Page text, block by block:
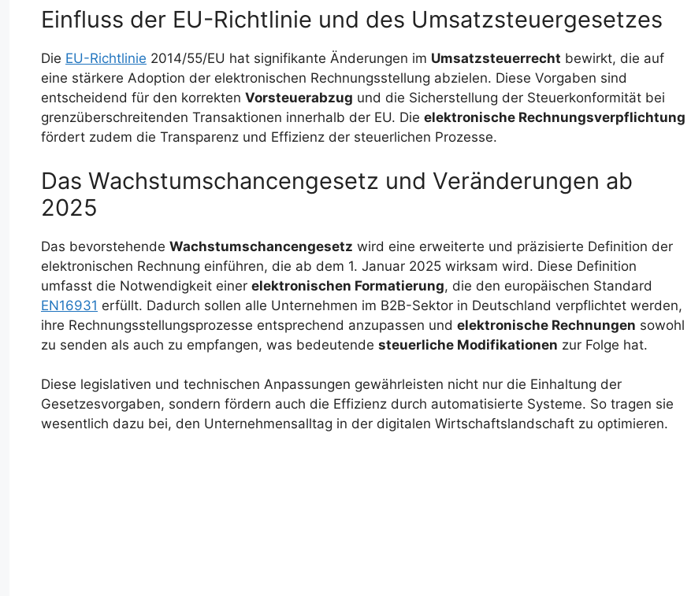
Einfluss der EU-Richtlinie und des Umsatzsteuergesetzes
Die EU-Richtlinie 2014/55/EU hat signifikante Änderungen im Umsatzsteuerrecht bewirkt, die auf
eine stärkere Adoption der elektronischen Rechnungsstellung abzielen. Diese Vorgaben sind
entscheidend für den korrekten Vorsteuerabzug und die Sicherstellung der Steuerkonformität bei
grenzüberschreitenden Transaktionen innerhalb der EU. Die elektronische Rechnungsverpflichtung
fördert zudem die Transparenz und Effizienz der steuerlichen Prozesse.
Das Wachstumschancengesetz und Veränderungen ab
2025
Das bevorstehende Wachstumschancengesetz wird eine erweiterte und präzisierte Definition der
elektronischen Rechnung einführen, die ab dem 1. Januar 2025 wirksam wird. Diese Definition
umfasst die Notwendigkeit einer elektronischen Formatierung, die den europäischen Standard
EN16931 erfüllt. Dadurch sollen alle Unternehmen im B2B-Sektor in Deutschland verpflichtet werden,
ihre Rechnungsstellungsprozesse entsprechend anzupassen und elektronische Rechnungen sowohl
zu senden als auch zu empfangen, was bedeutende steuerliche Modifikationen zur Folge hat.
Diese legislativen und technischen Anpassungen gewährleisten nicht nur die Einhaltung der
Gesetzesvorgaben, sondern fördern auch die Effizienz durch automatisierte Systeme. So tragen sie
wesentlich dazu bei, den Unternehmensalltag in der digitalen Wirtschaftslandschaft zu optimieren.